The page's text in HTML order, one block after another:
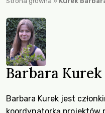
Barbara Kurek
Barbara Kurek jest